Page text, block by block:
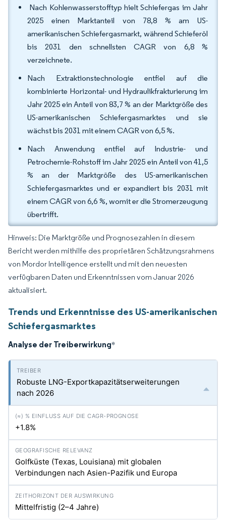
Nach Kohlenwasserstofftyp hielt Schiefergas im Jahr
2025 einen Marktanteil von 78,8 % am US-
amerikanischen Schiefergasmarkt, während Schieferöl
bis 2031 den schnellsten CAGR von 6,8 %
verzeichnete.
Nach Extraktionstechnologie entfiel auf die
kombinierte Horizontal- und Hydraulikfrakturierung im
Jahr 2025 ein Anteil von 83,7 % an der Marktgröße des
US-amerikanischen Schiefergasmarktes und sie
wächst bis 2031 mit einem CAGR von 6,5 %.
Nach Anwendung entfiel auf Industrie- und
Petrochemie-Rohstoff im Jahr 2025 ein Anteil von 41,5
% an der Marktgröße des US-amerikanischen
Schiefergasmarktes und er expandiert bis 2031 mit
einem CAGR von 6,6 %, womit er die Stromerzeugung
übertrifft.
Hinweis: Die Marktgröße und Prognosezahlen in diesem
Bericht werden mithilfe des proprietären Schätzungsrahmens
von Mordor Intelligence erstellt und mit den neuesten
verfügbaren Daten und Erkenntnissen vom Januar 2026
aktualisiert.
Trends und Erkenntnisse des US-amerikanischen
Schiefergasmarktes
Analyse der Treiberwirkung*
Robuste LNG-Exportkapazitätserweiterungen
nach 2026
+1.8%
Golfküste (Texas, Louisiana) mit globalen
Verbindungen nach Asien-Pazifik und Europa
Mittelfristig (2–4 Jahre)